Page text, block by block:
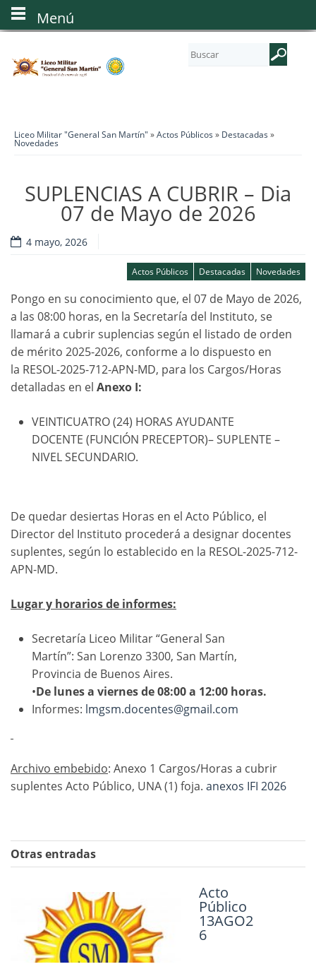
Liceo Militar "General San Martín" »Actos Públicos » Destacadas »
Novedades
SUPLENCIAS A CUBRIR – Dia
07 de Mayo de 2026
4 mayo, 2026
Actos Públicos Destacadas Novedades
Pongo en su conocimiento que, el 07 de Mayo de 2026,
a las 08:00 horas, en la Secretaría del Instituto, se
llamará a cubrir suplencias según el listado de orden
de mérito 2025-2026, conforme a lo dispuesto en
la RESOL-2025-712-APN-MD, para los Cargos/Horas
detalladas en el Anexo I:
VEINTICUATRO (24) HORAS AYUDANTE
DOCENTE (FUNCIÓN PRECEPTOR)– SUPLENTE –
NIVEL SECUNDARIO.
De quedar desiertas Horas en el Acto Público, el
Director del Instituto procederá a designar docentes
suplentes, según lo establecido en la RESOL-2025-712-
APN-MD.
Lugar y horarios de informes:
Secretaría Liceo Militar “General San
Martín”: San Lorenzo 3300, San Martín,
Provincia de Buenos Aires.
•De lunes a viernes de 08:00 a 12:00 horas.
Informes: lmgsm.docentes@gmail.com
Archivo embebido: Anexo 1 Cargos/Horas a cubrir
suplentes Acto Público, UNA (1) foja. anexos IFI 2026
Otras entradas
Acto
Público
13AGO2
6
ACTO PÚBLICO
16 abril, 2026
Convocatorias Docentes para cubrir
Horas y Cargos Suplentes, para los
Menú